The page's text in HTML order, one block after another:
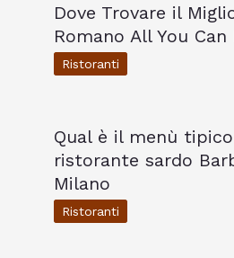
Dove Trovare il
Romano All You Can
Ristoranti
Qual è il menù
ristorante sardo
Milano
Ristoranti